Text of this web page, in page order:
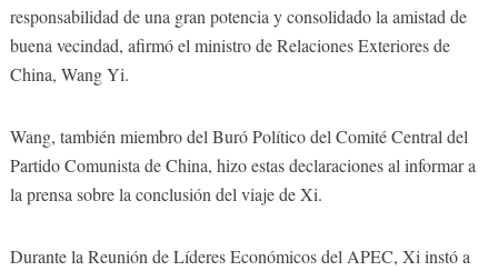
responsabilidad de una gran potencia y consolidado la amistad de
buena vecindad, afirmó el ministro de Relaciones Exteriores de
China, Wang Yi.
Wang, también miembro del Buró Político del Comité Central del
Partido Comunista de China, hizo estas declaraciones al informar a
la prensa sobre la conclusión del viaje de Xi.
Durante la Reunión de Líderes Económicos del APEC, Xi instó a